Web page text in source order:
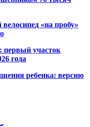
«на пробу»
первый участок
года
ребенка: версию